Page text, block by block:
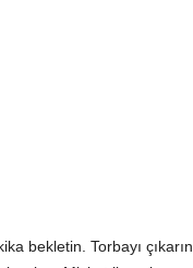
bekletin. Torbayı çıkarın